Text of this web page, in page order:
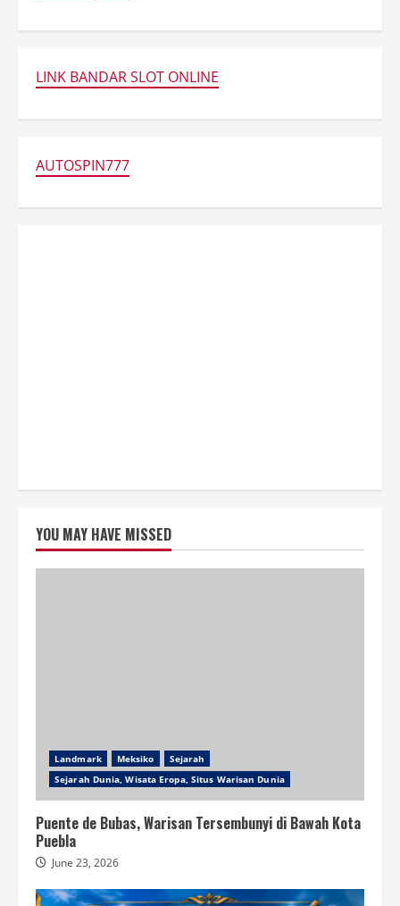
LINK BANDAR SLOT ONLINE
AUTOSPIN777
YOU MAY HAVE MISSED
Landmark Meksiko
Sejarah
Sejarah Dunia, Wisata Eropa, Situs Warisan Dunia
Puente de Bubas, Warisan Tersembunyi di Bawah Kota
Puebla
June 23, 2026